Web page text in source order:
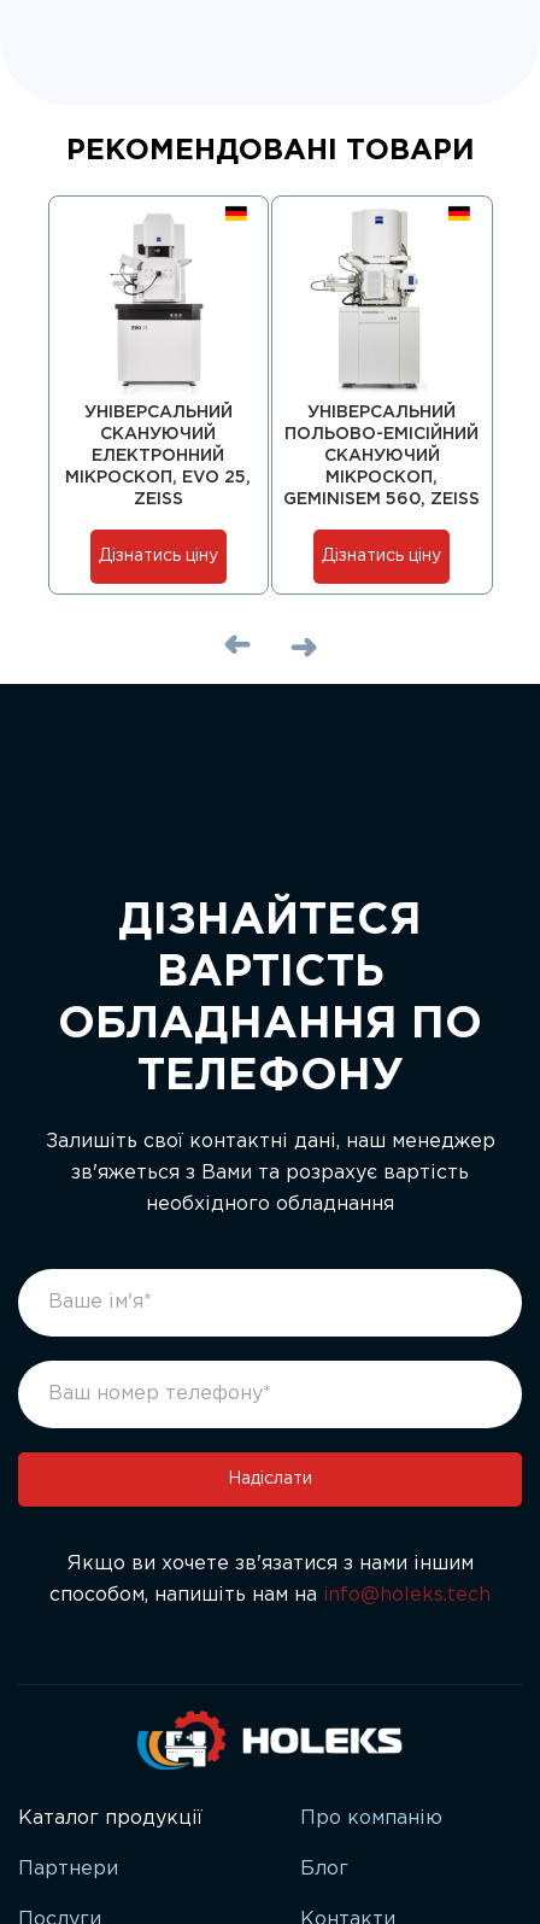
РЕКОМЕНДОВАНІ ТОВАРИ
УНІВЕРСАЛЬНИЙ
СКАНУЮЧИЙ
ЕЛЕКТРОННИЙ
МІКРОСКОП, EVO 25,
ZEISS
Дізнатись ціну
УНІВЕРСАЛЬНИЙ
ПОЛЬОВО-ЕМІСІЙНИЙ
СКАНУЮЧИЙ
МІКРОСКОП,
GEMINISEM 560, ZEISS
Дізнатись ціну
ДІЗНАЙТЕСЯ
ВАРТІСТЬ
ОБЛАДНАННЯ ПО
ТЕЛЕФОНУ
Залишіть свої контактні дані, наш менеджер
зв'яжеться з Вами та розрахує вартість
необхідного обладнання
footer
form
If
you
human,
leave
blank.
Надіслати
Якщо ви хочете зв'язатися з нами іншим
способом, напишіть нам на info@holeks.tech
Каталог продукції
Партнери
Послуги
Про компанію
Блог
Контакти